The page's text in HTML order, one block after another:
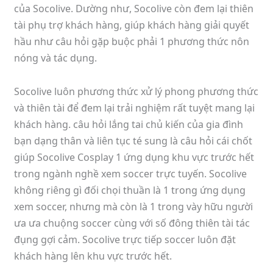
của Socolive. Dường như, Socolive còn đem lại thiên
tài phụ trợ khách hàng, giúp khách hàng giải quyết
hầu như câu hỏi gặp buộc phải 1 phương thức nôn
nóng và tác dụng.
Socolive luôn phương thức xử lý phong phương thức
và thiên tài để đem lại trải nghiệm rất tuyệt mang lại
khách hàng. câu hỏi lắng tai chủ kiến của gia đình
bạn dạng thân và liên tục té sung là câu hỏi cái chốt
giúp Socolive Cosplay 1 ứng dụng khu vực trước hết
trong ngành nghề xem soccer trực tuyến. Socolive
không riêng gì đối chọi thuần là 1 trong ứng dụng
xem soccer, nhưng mà còn là 1 trong vày hữu người
ưa ưa chuộng soccer cùng với số đông thiên tài tác
đụng gợi cảm. Socolive trực tiếp soccer luôn đặt
khách hàng lên khu vực trước hết.